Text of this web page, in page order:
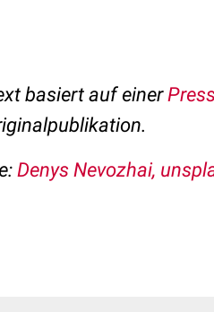
basiert auf einer
Denys Nevozhai,